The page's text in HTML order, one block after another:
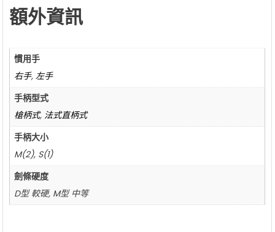
額外資訊
慣用手
右手,左手
手柄型式
槍柄式, 法式直柄式
手柄大小
M(2), S(1)
劍條硬度
D型 較硬, M型 中等